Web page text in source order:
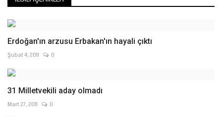
Erdoğan'ın arzusu Erbakan'ın hayali çıktı
Şubat 4, 2011 0
31 Milletvekili aday olmadı
Mart 27, 2011 0